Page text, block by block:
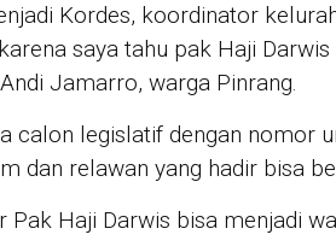
Kordes, koordinator
saya tahu pak Haji
Jamarro, warga Pinrang.
calon legislatif dengan nomor
dan relawan yang hadir bisa
Pak Haji Darwis bisa menjadi